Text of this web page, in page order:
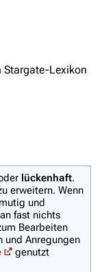
Stargate-Lexikon
lückenhaft.
erweitern. Wenn
und
fast nichts
Bearbeiten
und Anregungen
genutzt